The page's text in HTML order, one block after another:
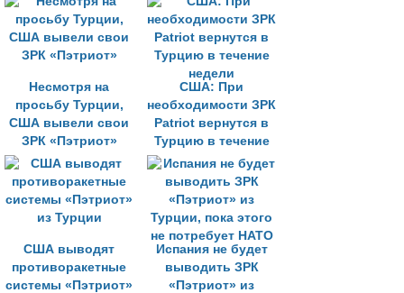
Несмотря на
просьбу Турции,
США вывели свои
ЗРК «Пэтриот»
США: При
необходимости ЗРК
Patriot вернутся в
Турцию в течение
недели
США выводят
противоракетные
системы «Пэтриот»
Испания не будет
выводить ЗРК
«Пэтриот» из